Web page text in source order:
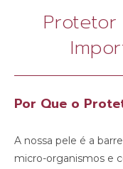
Protetor
Por Que o
A nossa pele é a
micro-organismos e